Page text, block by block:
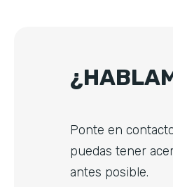
Ponte en
puedas tener
antes posible.